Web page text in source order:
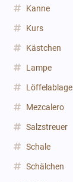
Kanne
Kurs
Kästchen
Lampe
Löffelablage
Mezcalero
Salzstreuer
Schale
Schälchen